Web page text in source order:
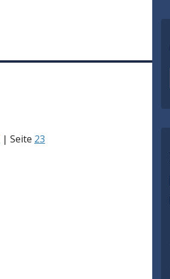
| Seite 23